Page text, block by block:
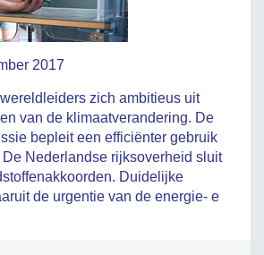
2017
zich ambitieus uit
van de klimaatverandering. De
bepleit een efficiënter gebruik
Nederlandse rijksoverheid sluit
Duidelijke
de urgentie van de energie- e